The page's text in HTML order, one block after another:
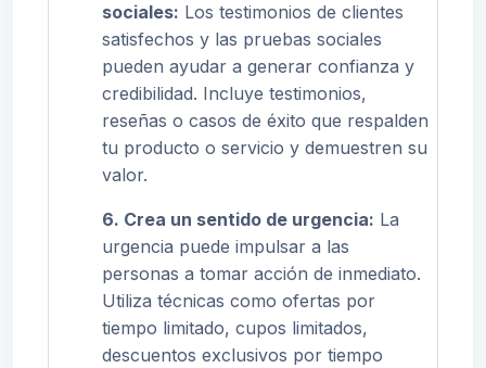
sociales: Los testimonios de clientes
satisfechos y las pruebas sociales
pueden ayudar a generar confianza y
credibilidad. Incluye testimonios,
reseñas o casos de éxito que respalden
tu producto o servicio y demuestren su
valor.
6. Crea un sentido de urgencia: La
urgencia puede impulsar a las
personas a tomar acción de inmediato.
Utiliza técnicas como ofertas por
tiempo limitado, cupos limitados,
descuentos exclusivos por tiempo